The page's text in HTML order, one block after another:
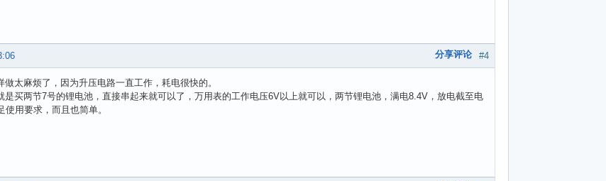
#4
分享评论
做太麻烦了，因为升压电路一直工作，耗电很快的。
是买两节7号的锂电池，直接串起来就可以了，万用表的工作电压6V以上就可以，两节锂电池，满电8.4V，放电截至电
使用要求，而且也简单。